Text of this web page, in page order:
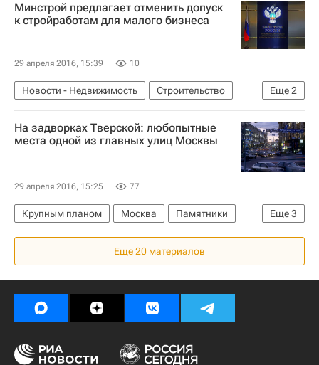
Россия
Минстрой предлагает отменить допуск
к стройработам для малого бизнеса
29 апреля 2016, 15:39 10
Еще2
Новости - Недвижимость
Строительство
Министерство строительства и жилищно-коммунального хозяйства РФ (Минстрой России)
Россия
На задворках Тверской: любопытные
места одной из главных улиц Москвы
29 апреля 2016, 15:25 77
Еще3
Крупным планом Москва
Памятники
Архитектура
Россия
Аналитика – РИА Недвижимость
Еще 20 материалов